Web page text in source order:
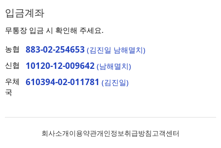
입금계좌
무통장 입금 시 확인해 주세요.
농협
883-02-254653 (김진일 남해멸치)
신협
10120-12-009642 (남해멸치)
우체
국
610394-02-011781 (김진일)
회사소개이용약관개인정보취급방침고객센터